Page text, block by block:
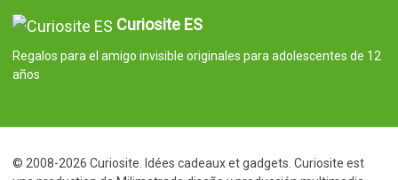
Curiosite ES
Regalos para el amigo invisible originales para adolescentes de 12
años
© 2008-2026 Curiosite. Idées cadeaux et gadgets. Curiosite est